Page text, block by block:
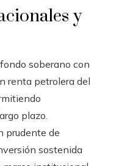
y
soberano con
renta petrolera del
plazo.
prudente de
sostenida